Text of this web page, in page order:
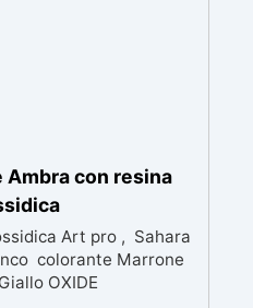
con resina
Art pro , Sahara
colorante Marrone
OXIDE